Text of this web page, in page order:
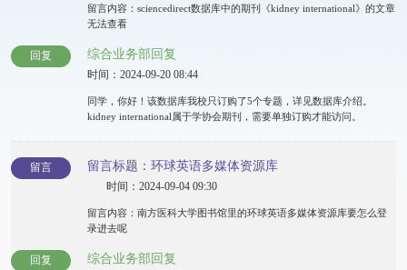
留言内容：sciencedirect数据库中的期刊《kidney international》的文章
无法查看
回复 综合业务部回复
时间：2024-09-20 08:44
同学，你好！该数据库我校只订购了5个专题，详见数据库介绍。
kidney international属于学协会期刊，需要单独订购才能访问。
留言 留言标题：环球英语多媒体资源库
时间：2024-09-04 09:30
留言内容：南方医科大学图书馆里的环球英语多媒体资源库要怎么登
录进去呢
回复 综合业务部回复